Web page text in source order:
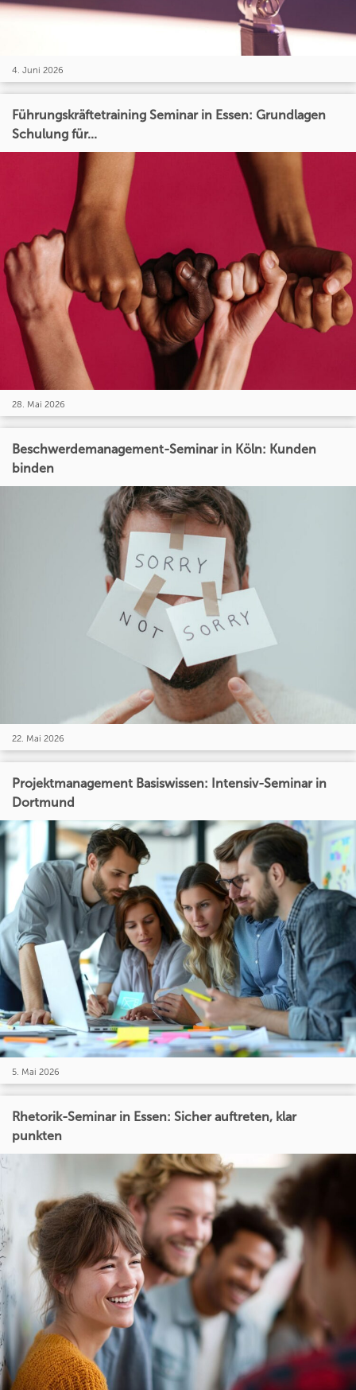
4. Juni 2026
Führungskräftetraining Seminar in Essen: Grundlagen
Schulung für...
28. Mai 2026
Beschwerdemanagement-Seminar in Köln: Kunden
binden
22. Mai 2026
Projektmanagement Basiswissen: Intensiv-Seminar in
Dortmund
5. Mai 2026
Rhetorik-Seminar in Essen: Sicher auftreten, klar
punkten